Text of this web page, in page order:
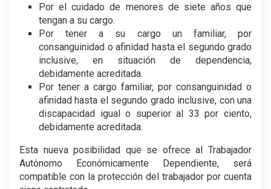
Por el cuidado de menores de siete años que
tengan a su cargo.
Por tener a su cargo un familiar, por
consanguinidad o afinidad hasta el segundo grado
inclusive, en situación de dependencia,
debidamente acreditada.
Por tener a cargo familiar, por consanguinidad o
afinidad hasta el segundo grado inclusive, con una
discapacidad igual o superior al 33 por ciento,
debidamente acreditada.
Esta nueva posibilidad que se ofrece al Trabajador
Autónomo Económicamente Dependiente, será
compatible con la protección del trabajador por cuenta